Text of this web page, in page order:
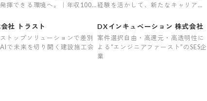
揮できる環境へ。｜年収1000
大
経験を活かして、新たなキャリアを
社 トラスト
トップソリューションで差別
で未来を切り開く建設施工会
DXインキュベーション 株式会社
案件選択自由・高還元・高透明性に
よる“エンジニアファースト”のSES企
業